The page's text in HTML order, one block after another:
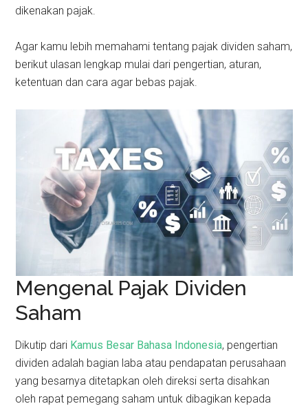
dikenakan pajak.
Agar kamu lebih memahami tentang pajak dividen saham,
berikut ulasan lengkap mulai dari pengertian, aturan,
ketentuan dan cara agar bebas pajak.
Mengenal Pajak Dividen
Saham
Dikutip dari Kamus Besar Bahasa Indonesia, pengertian
dividen adalah bagian laba atau pendapatan perusahaan
yang besarnya ditetapkan oleh direksi serta disahkan
oleh rapat pemegang saham untuk dibagikan kepada